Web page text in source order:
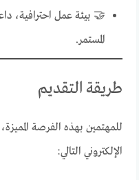
🤝 بيئة عمل احترافية،
المستمر.
طريقة التقديم
للمهتمين بهذه الفرصة
الإلكتروني التالي: